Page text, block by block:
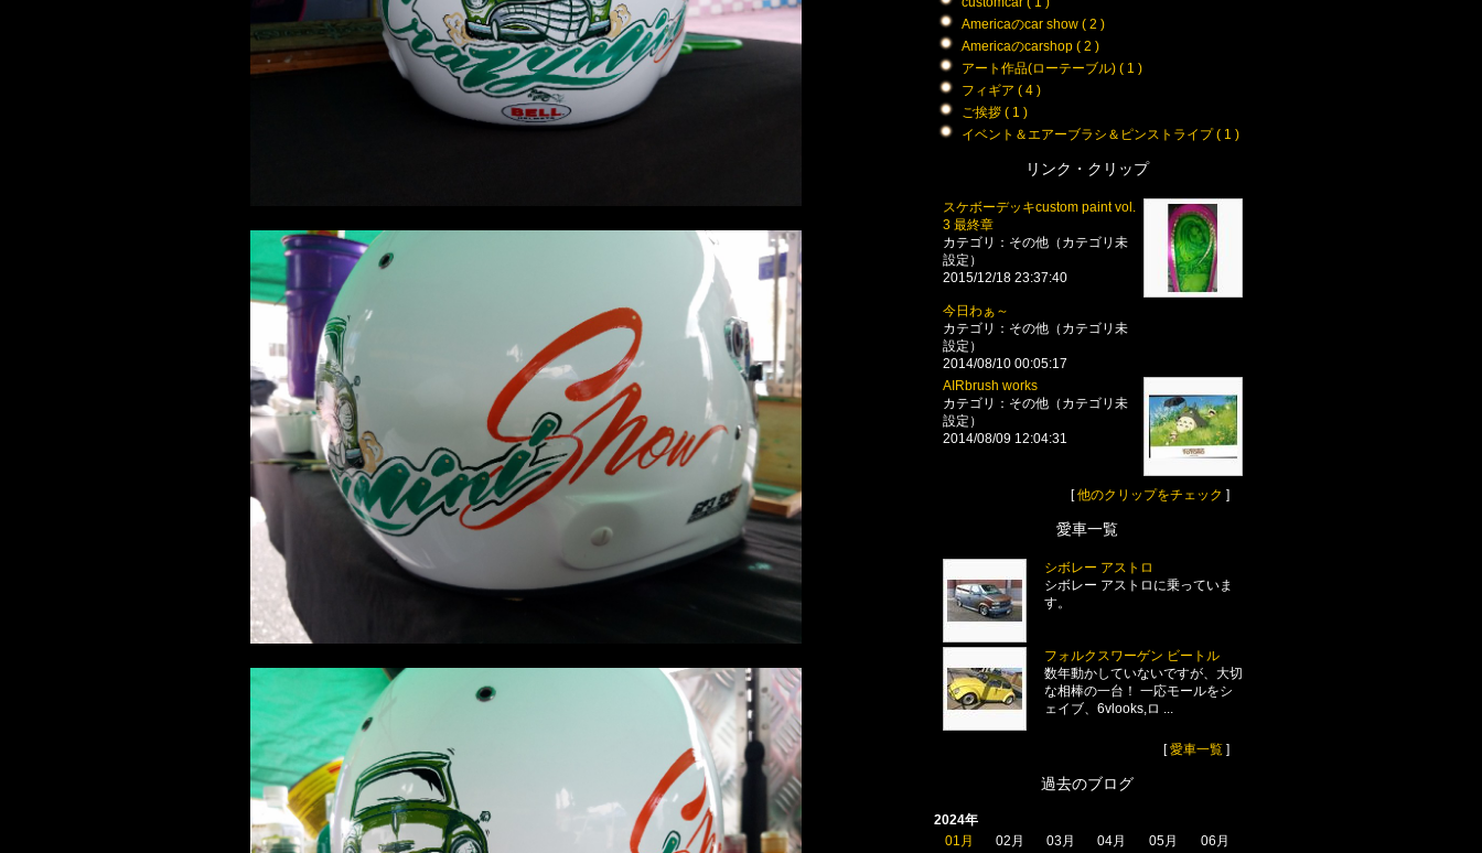
Americaのcar show ( 2 )
Americaのcarshop ( 2 )
アート作品(ローテーブル) ( 1 )
フィギア ( 4 )
ご挨拶 ( 1 )
イベント＆エアーブラシ＆ピンストライプ ( 1 )
リンク・クリップ
スケボーデッキcustom paint vol.
3 最終章
カテゴリ：その他（カテゴリ未
設定）
2015/12/18 23:37:40
今日わぁ～
カテゴリ：その他（カテゴリ未
設定）
2014/08/10 00:05:17
AIRbrush works
カテゴリ：その他（カテゴリ未
設定）
2014/08/09 12:04:31
[他のクリップをチェック ]
愛車一覧
シボレー アストロ
シボレー アストロに乗っていま
す。
フォルクスワーゲン ビートル
数年動かしていないですが、大切
な相棒の一台！ 一応モールをシ
ェイブ、6vlooks,ロ ...
[愛車一覧 ]
過去のブログ
2024年
01月
02月 03月 04月 05月
06月